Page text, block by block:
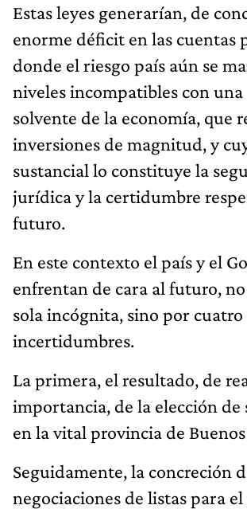
Estas leyes generarían, de
enorme déficit en las cuentas
donde el riesgo país aún se
niveles incompatibles con una
solvente de la economía, que
inversiones de magnitud, y
sustancial lo constituye la
jurídica y la certidumbre
futuro.
En este contexto el país y el
enfrentan de cara al futuro,
sola incógnita, sino por cuatro
incertidumbres.
La primera, el resultado, de
importancia, de la elección de
en la vital provincia de
Seguidamente, la concreción
negociaciones de listas para el